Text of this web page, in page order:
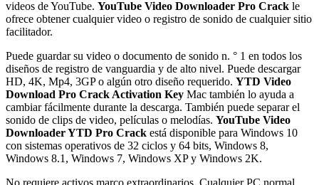
videos de YouTube. YouTube Video Downloader Pro Crack le
ofrece obtener cualquier video o registro de sonido de cualquier sitio
facilitador.
Puede guardar su video o documento de sonido n. ° 1 en todos los
diseños de registro de vanguardia y de alto nivel. Puede descargar
HD, 4K, Mp4, 3GP o algún otro diseño requerido. YTD Video
Download Pro Crack Activation Key Mac también lo ayuda a
cambiar fácilmente durante la descarga. También puede separar el
sonido de clips de video, películas o melodías. YouTube Video
Downloader YTD Pro Crack está disponible para Windows 10
con sistemas operativos de 32 ciclos y 64 bits, Windows 8,
Windows 8.1, Windows 7, Windows XP y Windows 2K.
No requiere activos marco extraordinarios. Cualquier PC normal